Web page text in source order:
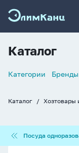
Каталог
Список
Категории Бренды
Каталог Хозтовары
одноразовая
Посуда